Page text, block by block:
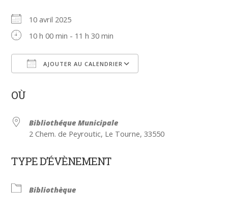
10 avril 2025
10 h 00 min - 11 h 30 min
AJOUTER AU CALENDRIER
OÙ
Bibliothéque Municipale
2 Chem. de Peyroutic, Le Tourne, 33550
TYPE D’ÉVÈNEMENT
Bibliothèque